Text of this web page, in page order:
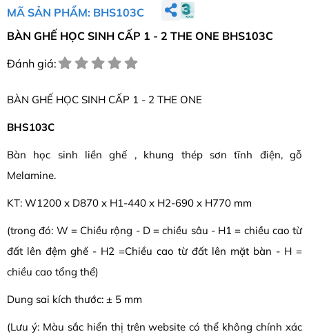
MÃ SẢN PHẨM: BHS103C
BÀN GHẾ HỌC SINH CẤP 1 - 2 THE ONE BHS103C
Đánh giá:
BÀN GHẾ HỌC SINH CẤP 1 - 2 THE ONE
BHS103C
Bàn học sinh liền ghế , khung thép sơn tĩnh điện, gỗ
Melamine.
KT: W1200 x D870 x H1-440 x H2-690 x H770 mm
(trong đó: W = Chiều rộng - D = chiều sâu - H1 = chiều cao từ
đất lên đệm ghế - H2 =Chiều cao từ đất lên mặt bàn - H =
chiều cao tổng thể)
Dung sai kích thước: ± 5 mm
(Lưu ý: Màu sắc hiển thị trên website có thể không chính xác